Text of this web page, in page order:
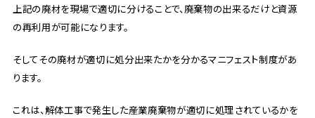
上記の廃材を現場で適切に分けることで、廃棄物の出来るだけと資源
の再利用が可能になります。
そしてその廃材が適切に処分出来たかを分かるマニフェスト制度があ
ります。
これは、解体工事で発生した産業廃棄物が適切に処理されているかを